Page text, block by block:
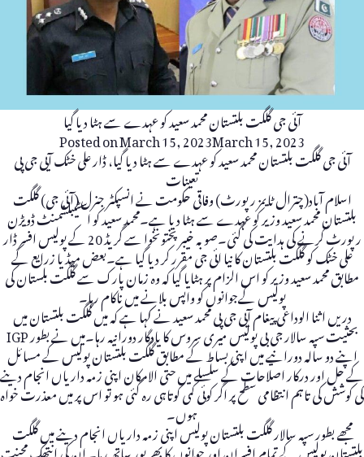
آئی جی گلگت بلتستان محمد سعید کو عہدے سے ہٹا دیا گیا
Posted onMarch 15, 2023March 15, 2023
آئی جی گلگت بلتستان محمد سعید کو عہدے سے ہٹا دیا گیا، ڈار علی خٹک آیی جی پی
تعینات
اسلام آباد(چترال ٹایمز رپورٹ) وفاقی حکومت نے انسپکٹر جنرل (آئی جی) گلگت
بلتستان محمد سعید وزیر کو عہدے سے ہٹا دیا ہے۔محمد سعید کو اسٹیبلشمنٹ ڈویڑن
رپورٹ کرنے کی ہدایت کی گئی۔صوبہ خیبر پختونخوا سے گریڈ 20 کے پولیس افسر ڈار
علی خٹک کو گلگت بلتستان کا نیا ائی جی مقرر کر دیا گیا ہے۔بعض میڈیا زرایع کے
مطابق محمد سعید وزیر کو اس الزام پر ہٹایا گیا کہ وہ زمان پارک سے گلگت بلستان کی
پولیس کےجوانوں کو واپس بلانے میں ناکام رہا۔
دریں اثنا الوداعی پیغام آیی جی پی محمد سعید نے کہا ہے کہ میں گلگت بلتستان میں
بحثیت سپہ سالار جی بی پولیس میری سروس کا یادگار دورانیہ رہا۔میں نے بطور IGP
اپنے دو سالہ دورانیے میں اپنی بساط کے مطابق گلگت بلتستان پولیس کے مسائل
کے حل اور درکار اصلاحات کے سلسلے میں حتی الامکان اپنی زمہ داریاں انجام دینے
کی کوشش کی تاہم انتظامی سطح پر اگر کوئی کمی کوتاہی رہ گئی ہو تو اس پر میں معذرت خواہ
ہوں۔
مجھے بطور سپہ سالار گلگت بلتستان پولیس اپنی زمہ داریاں انجام دینے میں گلگت